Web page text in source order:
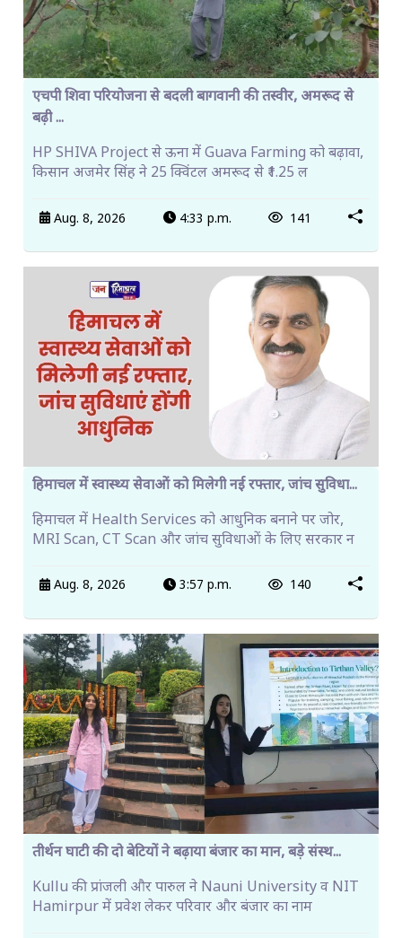
एचपी शिवा परियोजना से बदली बागवानी की तस्वीर, अमरूद से
बढ़ी ...
HP SHIVA Project से ऊना में Guava Farming को बढ़ावा,
किसान अजमेर सिंह ने 25 क्विंटल अमरूद से ₹1.25 ल
Aug. 8, 2026 4:33 p.m. 141
हिमाचल में स्वास्थ्य सेवाओं को मिलेगी नई रफ्तार, जांच सुविधा...
हिमाचल में Health Services को आधुनिक बनाने पर जोर,
MRI Scan, CT Scan और जांच सुविधाओं के लिए सरकार न
Aug. 8, 2026 3:57 p.m. 140
तीर्थन घाटी की दो बेटियों ने बढ़ाया बंजार का मान, बड़े संस्थ...
Kullu की प्रांजली और पारुल ने Nauni University व NIT
Hamirpur में प्रवेश लेकर परिवार और बंजार का नाम